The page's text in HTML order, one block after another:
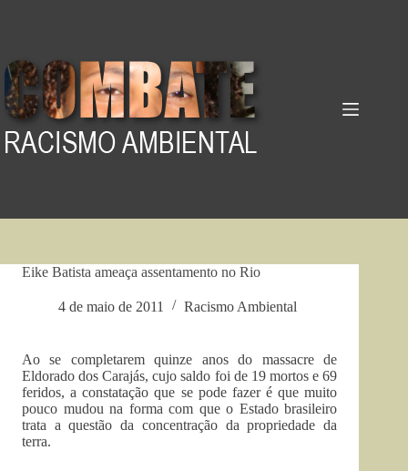
Eike Batista ameaça assentamento no Rio
4 de maio de 2011 Racismo Ambiental
Ao se completarem quinze anos do massacre de
Eldorado dos Carajás, cujo saldo foi de 19 mortos e 69
feridos, a constatação que se pode fazer é que muito
pouco mudou na forma com que o Estado brasileiro
trata a questão da concentração da propriedade da
terra.